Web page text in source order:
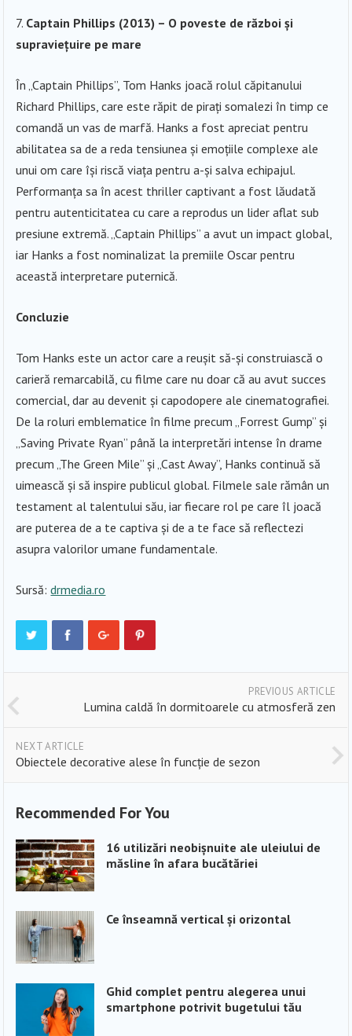
Captain Phillips (2013) – O poveste de război și
supraviețuire pe mare
În „Captain Phillips”, Tom Hanks joacă rolul căpitanului
Richard Phillips, care este răpit de pirați somalezi în timp ce
comandă un vas de marfă. Hanks a fost apreciat pentru
abilitatea sa de a reda tensiunea și emoțiile complexe ale
unui om care își riscă viața pentru a-și salva echipajul.
Performanța sa în acest thriller captivant a fost lăudată
pentru autenticitatea cu care a reprodus un lider aflat sub
presiune extremă. „Captain Phillips” a avut un impact global,
iar Hanks a fost nominalizat la premiile Oscar pentru
această interpretare puternică.
Concluzie
Tom Hanks este un actor care a reușit să-și construiască o
carieră remarcabilă, cu filme care nu doar că au avut succes
comercial, dar au devenit și capodopere ale cinematografiei.
De la roluri emblematice în filme precum „Forrest Gump” și
„Saving Private Ryan” până la interpretări intense în drame
precum „The Green Mile” și „Cast Away”, Hanks continuă să
uimească și să inspire publicul global. Filmele sale rămân un
testament al talentului său, iar fiecare rol pe care îl joacă
are puterea de a te captiva și de a te face să reflectezi
asupra valorilor umane fundamentale.
Sursă:drmedia.ro
PREVIOUS ARTICLE
Lumina caldă în dormitoarele cu atmosferă zen
NEXT ARTICLE
Obiectele decorative alese în funcție de sezon
Recommended For You
16 utilizări neobișnuite ale uleiului de
măsline în afara bucătăriei
Ce înseamnă vertical și orizontal
Ghid complet pentru alegerea unui
smartphone potrivit bugetului tău